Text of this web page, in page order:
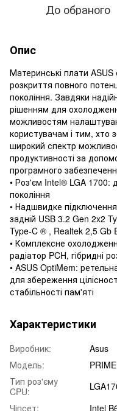
До обраного
Опис
Материнські плати ASUS
розкриття повного
покоління. Завдяки
рішенням для
можливостям
користувачам і тим, хто
широкий спектр
продуктивності за
програмного
• Роз'єм Intel® LGA 1700:
покоління
• Надшвидке
задній USB 3.2 Gen 2x2
Type-C ® , Realtek 2,5 Gb
• Комплексне
радіатор PCH, гібридні
• ASUS OptiMem:
для збереження
стабільності пам'яті
Характеристики
Виробник:
Asus
Модель:
Тип роз'єму
CPU:
Чіпсет:
Intel